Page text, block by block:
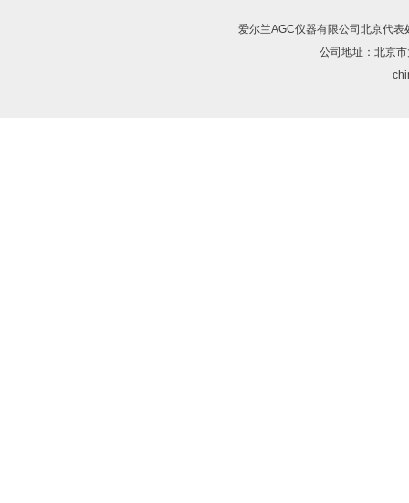
爱尔兰AGC仪器有限公司北京代表
公司地址：北京